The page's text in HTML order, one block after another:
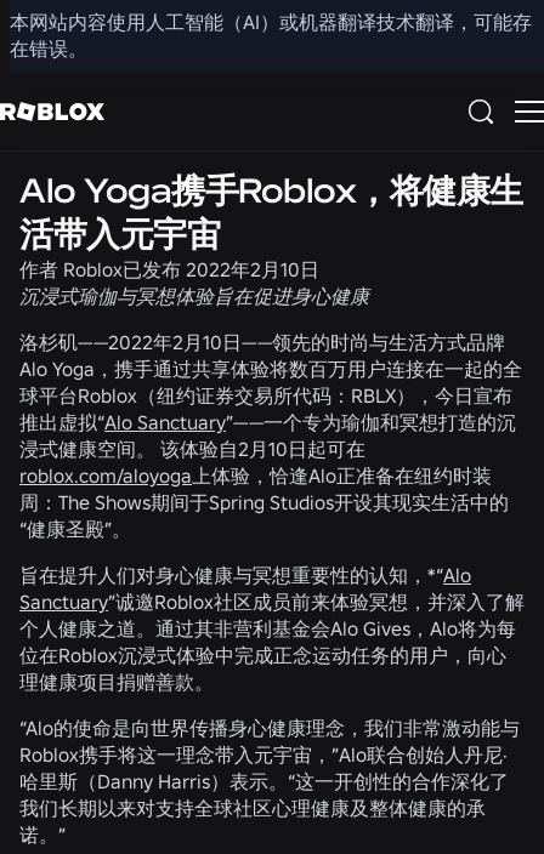
本网站内容使用人工智能（AI）或机器翻译技术翻译，可能存
在错误。
分享
新闻
Alo Yoga携手Roblox，将健康生
活带入元宇宙
作者 Roblox已发布 2022年2月10日
沉浸式瑜伽与冥想体验旨在促进身心健康
洛杉矶——2022年2月10日——领先的时尚与生活方式品牌
Alo Yoga，携手通过共享体验将数百万用户连接在一起的全
球平台Roblox（纽约证券交易所代码：RBLX），今日宣布
推出虚拟“Alo Sanctuary”——一个专为瑜伽和冥想打造的沉
浸式健康空间。 该体验自2月10日起可在
roblox.com/aloyoga上体验，恰逢Alo正准备在纽约时装
周：The Shows期间于Spring Studios开设其现实生活中的
“健康圣殿”。
旨在提升人们对身心健康与冥想重要性的认知，*“Alo
Sanctuary”诚邀Roblox社区成员前来体验冥想，并深入了解
个人健康之道。通过其非营利基金会Alo Gives，Alo将为每
位在Roblox沉浸式体验中完成正念运动任务的用户，向心
理健康项目捐赠善款。
“Alo的使命是向世界传播身心健康理念，我们非常激动能与
Roblox携手将这一理念带入元宇宙，”Alo联合创始人丹尼·
哈里斯（Danny Harris）表示。“这一开创性的合作深化了
我们长期以来对支持全球社区心理健康及整体健康的承
诺。”